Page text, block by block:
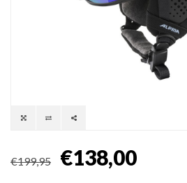
€199,95 €138,00